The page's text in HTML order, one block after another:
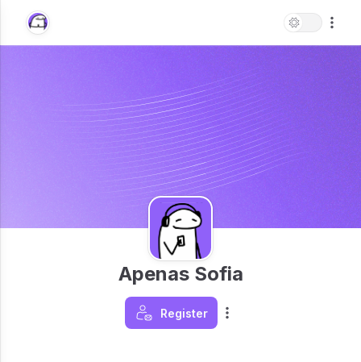
Apenas Sofia
Register